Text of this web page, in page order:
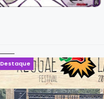
Destaque